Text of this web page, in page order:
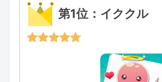
第1位：イククル